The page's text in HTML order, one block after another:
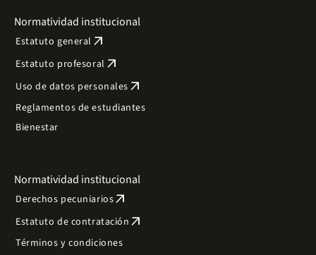
Normatividad institucional
Estatuto general arrow_outward
Estatuto profesoral arrow_outward
Uso de datos personales arrow_outward
Reglamentos de estudiantes
Bienestar
Normatividad institucional
Derechos pecuniariosarrow_outward
Estatuto de contratación arrow_outward
Términos y condiciones